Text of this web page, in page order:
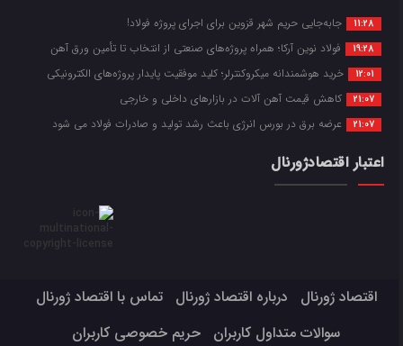
11:28 جابه‌جایی حریم شهر قزوین برای اجرای پروژه فولاد!
19:28 فولاد نوین آرکا؛ همراه پروژه‌های صنعتی از انتخاب تا تأمین ورق آهن
12:01 خرید هوشمندانه میکروکنترلر؛ کلید موفقیت پایدار پروژه‌های الکترونیکی
21:07 کاهش قیمت آهن آلات در بازارهای داخلی و خارجی
21:07 عرضه برق در بورس انرژی باعث رشد تولید و صادرات فولاد می شود
اعتبار اقتصادژورنال
اقتصاد ژورنال درباره اقتصاد ژورنال
تماس با اقتصاد ژورنال
سوالات متداول کاربران
حریم خصوصی کاربران